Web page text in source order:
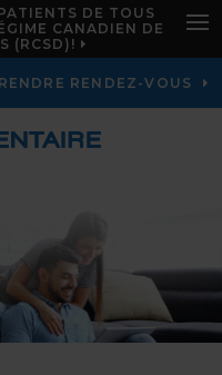
DE TOUS
CANADIEN DE
(RCSD)!
RENDEZ-VOUS